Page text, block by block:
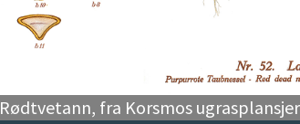
Rødtvetann, fra Korsmos ugrasplansjer